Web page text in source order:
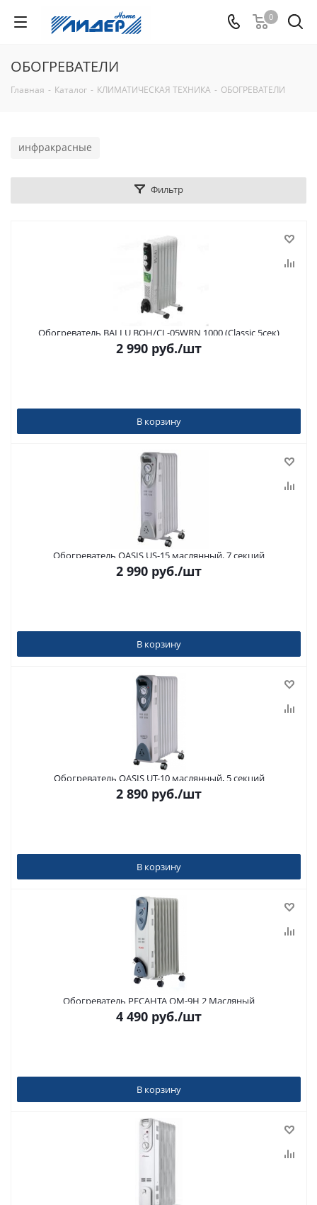
0
ОБОГРЕВАТЕЛИ
Главная - Каталог - КЛИМАТИЧЕСКАЯ ТЕХНИКА - ОБОГРЕВАТЕЛИ
инфракрасные
Фильтр
Обогреватель BALLU BOH/CL-05WRN 1000 (Classic 5сек)
2 990 руб./шт
В корзину
Обогреватель OASIS US-15 маслянный, 7 секций
2 990 руб./шт
В корзину
Обогреватель OASIS UT-10 маслянный, 5 секций
2 890 руб./шт
В корзину
Обогреватель РЕСАНТА ОМ-9Н 2 Масляный
4 490 руб./шт
В корзину